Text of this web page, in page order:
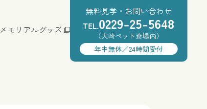
メモリアルグッズ
無料見学・お問い合わせ
TEL.0229-25-5648
（大崎ペット斎場内）
年中無休／24時間受付